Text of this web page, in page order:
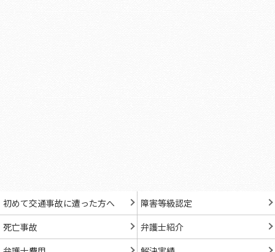
初めて交通事故に遭った方へ
障害等級認定
死亡事故
弁護士紹介